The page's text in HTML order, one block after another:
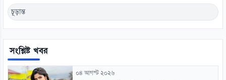
চূড়ান্ত
সংশ্লিষ্ট খবর
০৪ আগস্ট ২০২৬